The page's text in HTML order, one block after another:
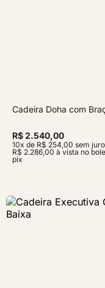
Cadeira Doha com
R$ 2.540,00
10x de R$ 254,00 sem
R$ 2.286,00 à vista no
pix